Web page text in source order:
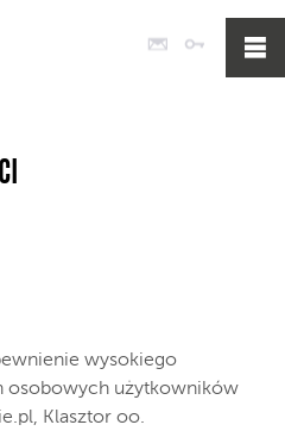
Poczta
wysokiego
osobowych użytkowników
Klasztor oo.